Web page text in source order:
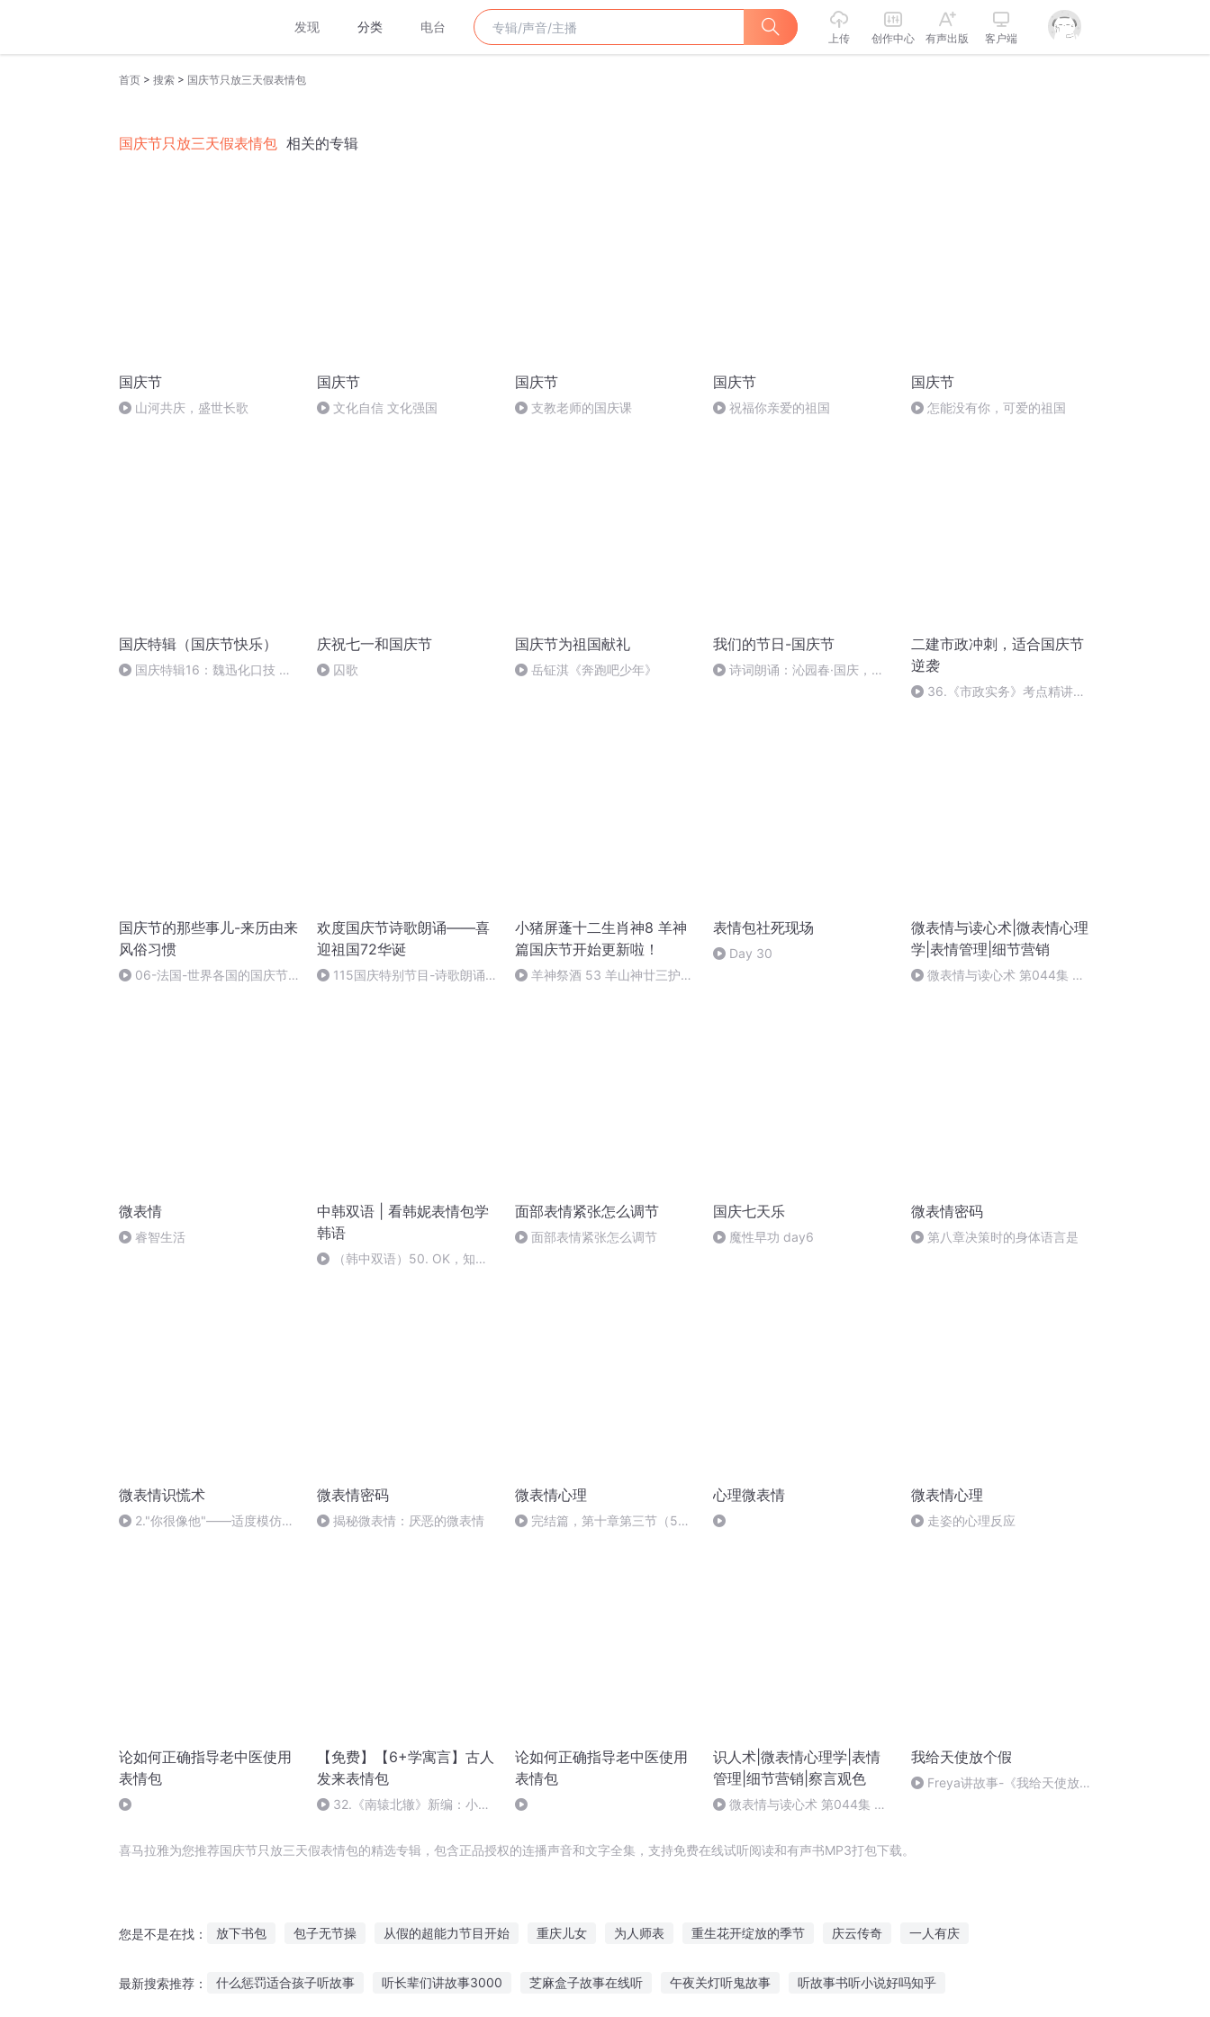
发现 分类 电台
上传 创作中心 有声出版 客户端
首页 > 搜索 > 国庆节只放三天假表情包
国庆节只放三天假表情包 相关的专辑
国庆节
山河共庆，盛世长歌
国庆节
文化自信 文化强国
国庆节
支教老师的国庆课
国庆节
祝福你亲爱的祖国
国庆节
怎能没有你，可爱的祖国
国庆特辑（国庆节快乐）
国庆特辑16：魏迅化口技 二
庆祝七一和国庆节
囚歌
国庆节为祖国献礼
岳钲淇《奔跑吧少年》
我们的节日-国庆节
诗词朗诵：沁园春·国庆，朗
二建市政冲刺，适合国庆节
逆袭
36.《市政实务》考点精讲第
国庆节的那些事儿-来历由来
风俗习惯
06-法国-世界各国的国庆节-
欢度国庆节诗歌朗诵——喜
迎祖国72华诞
115国庆特别节目-诗歌朗诵-
小猪屏蓬十二生肖神8 羊神
篇国庆节开始更新啦！
羊神祭酒 53 羊山神廿三护祭
表情包社死现场
Day 30
微表情与读心术|微表情心理
学|表情管理|细节营销
微表情与读心术 第044集 识
微表情
睿智生活
中韩双语 | 看韩妮表情包学
韩语
（韩中双语）50. OK，知道
面部表情紧张怎么调节
面部表情紧张怎么调节
国庆七天乐
魔性早功 day6
微表情密码
第八章决策时的身体语言是
微表情识慌术
2."你很像他"——适度模仿客
微表情密码
揭秘微表情：厌恶的微表情
微表情心理
完结篇，第十章第三节（5）
心理微表情 微表情心理
走姿的心理反应
论如何正确指导老中医使用
表情包
【免费】【6+学寓言】古人
发来表情包
32.《南辕北辙》新编：小熊
论如何正确指导老中医使用
表情包
识人术|微表情心理学|表情
管理|细节营销|察言观色
微表情与读心术 第044集 识
我给天使放个假
Freya讲故事-《我给天使放
喜马拉雅为您推荐国庆节只放三天假表情包的精选专辑，包含正品授权的连播声音和文字全集，支持免费在线试听阅读和有声书MP3打包下载。
您是不是在找： 放下书包 包子无节操 从假的超能力节目开始 重庆儿女 为人师表 重生花开绽放的季节 庆云传奇 一人有庆
最新搜索推荐： 什么惩罚适合孩子听故事 听长辈们讲故事3000 芝麻盒子故事在线听 午夜关灯听鬼故事 听故事书听小说好吗知乎